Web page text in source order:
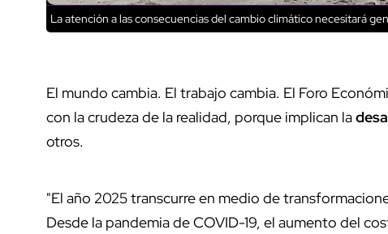
La atención a las consecuencias del cambio climático necesitará
El mundo cambia. El trabajo cambia. El Foro
con la crudeza de la realidad, porque implican la
otros.
"El año 2025 transcurre en medio de
Desde la pandemia de COVID-19, el aumento del